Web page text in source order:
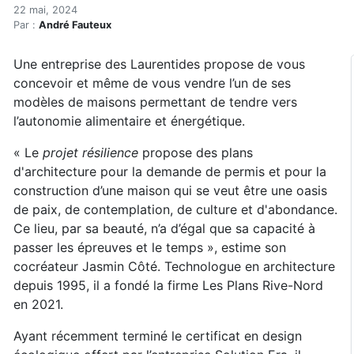
Accueil
Articles
Projet résilience, pour plus d'autonomie
Projet résilience, pour plus
22 mai, 2024
Par : André Fauteux
Une entreprise des Laurentides propose de vous
concevoir et même de vous vendre l’un de ses
modèles de maisons permettant de tendre vers
l’autonomie alimentaire et énergétique.
« Le projet résilience propose des plans
d'architecture pour la demande de permis et pour la
construction d’une maison qui se veut être une oasis
de paix, de contemplation, de culture et d'abondance.
Ce lieu, par sa beauté, n’a d’égal que sa capacité à
passer les épreuves et le temps », estime son
cocréateur Jasmin Côté. Technologue en architecture
depuis 1995, il a fondé la firme Les Plans Rive-Nord
en 2021.
Ayant récemment terminé le certificat en design